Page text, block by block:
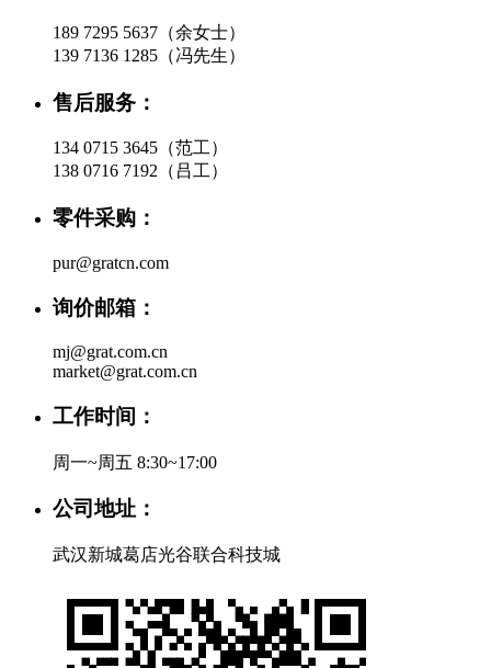
189 7295 5637（余女士）
139 7136 1285（冯先生）
售后服务：
134 0715 3645（范工）
138 0716 7192（吕工）
零件采购：
pur@gratcn.com
询价邮箱：
mj@grat.com.cn
market@grat.com.cn
工作时间：
周一~周五 8:30~17:00
公司地址：
武汉新城葛店光谷联合科技城